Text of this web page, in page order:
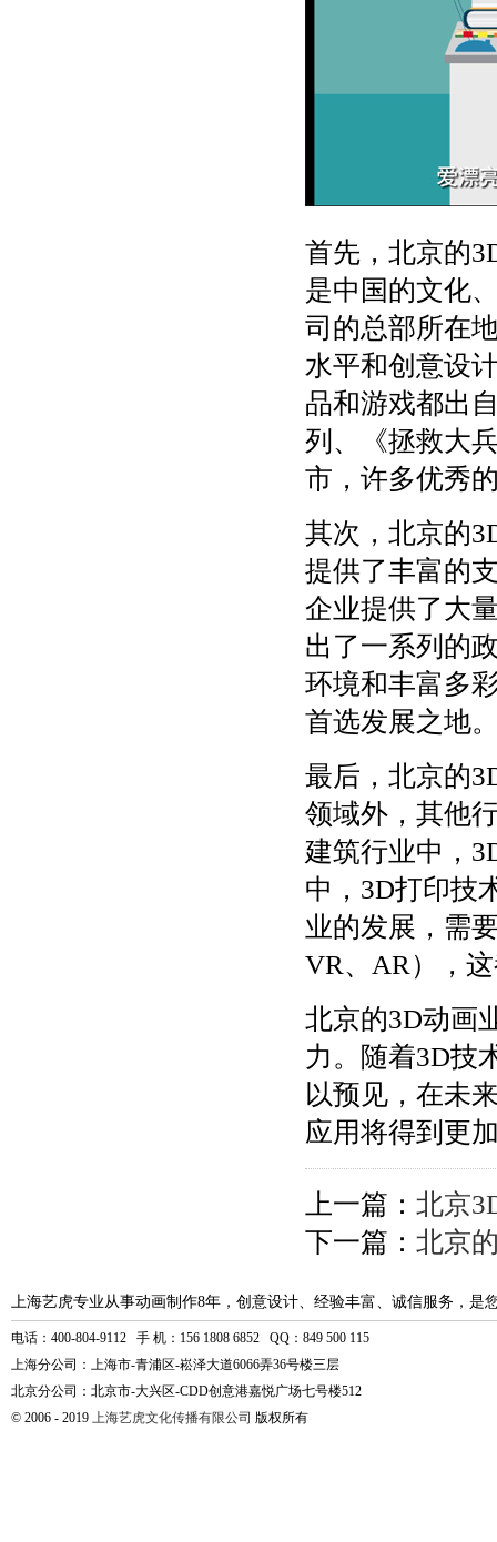
首先，北京的
是中国的文化
司的总部所在
水平和创意设
品和游戏都出
列、《拯救大
市，许多优秀
其次，北京的
提供了丰富的
企业提供了大
出了一系列的
环境和丰富多
首选发展之地
最后，北京的
领域外，其他
建筑行业中，
中，3D打印技
业的发展，需
VR、AR），
北京的3D动画
力。随着3D技
以预见，在未
应用将得到更
上一篇： 北京
下一篇： 北京
上海艺虎专业从事动画制作8年，创意设计、经验丰富、诚信服务，是
电话：400-804-9112 手 机：156 1808 6852 QQ：849 500 115
上海分公司：上海市-青浦区-崧泽大道6066弄36号楼三层
北京分公司：北京市-大兴区-CDD创意港嘉悦广场七号楼512
© 2006 - 2019 上海艺虎文化传播有限公司 版权所有